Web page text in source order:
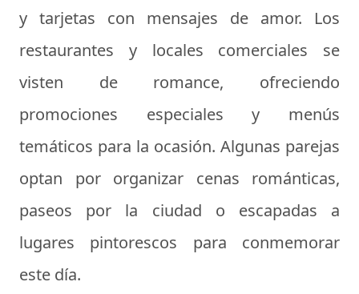
y tarjetas con mensajes de amor. Los
restaurantes y locales comerciales se
visten de romance, ofreciendo
promociones especiales y menús
temáticos para la ocasión. Algunas parejas
optan por organizar cenas románticas,
paseos por la ciudad o escapadas a
lugares pintorescos para conmemorar
este día.